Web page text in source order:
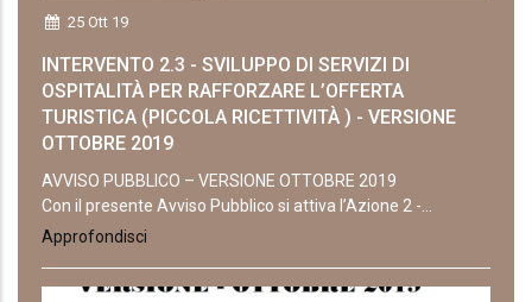
25 Ott 19
INTERVENTO 2.3 - SVILUPPO DI SERVIZI DI
OSPITALITÀ PER RAFFORZARE L’OFFERTA
TURISTICA (PICCOLA RICETTIVITÀ ) - VERSIONE
OTTOBRE 2019
AVVISO PUBBLICO – VERSIONE OTTOBRE 2019
Con il presente Avviso Pubblico si attiva l’Azione 2 -...
Approfondisci